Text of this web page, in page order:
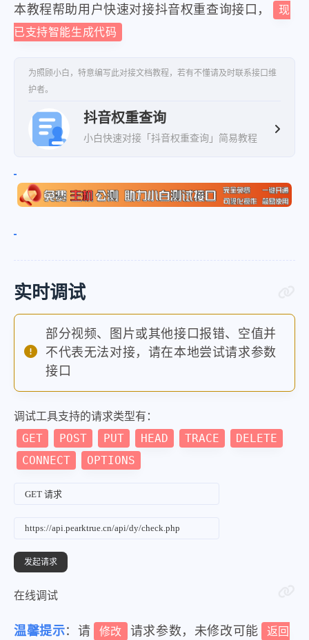
本教程帮助用户快速对接抖音权重查询接口，
现
已支持智能生成代码
为照顾小白，特意编写此对接文档教程，若有不懂请及时联系接口维
护者。
抖音权重查询
小白快速对接「抖音权重查询」简易教程
实时调试
部分视频、图片或其他接口报错、空值并
不代表无法对接，请在本地尝试请求参数
接口
调试工具支持的请求类型有：
GET POST PUT HEAD TRACE
DELETE
CONNECT
OPTIONS
在线调试
温馨提示：请 修改 请求参数，未修改可能 返回